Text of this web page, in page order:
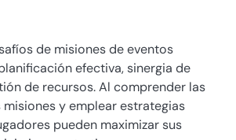
de misiones de eventos
efectiva, sinergia de
de recursos. Al comprender las
misiones y emplear estrategias
pueden maximizar sus